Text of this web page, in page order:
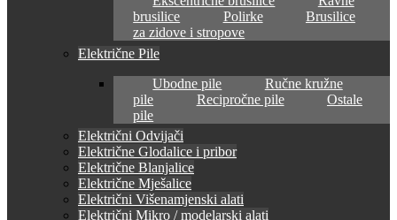
brusilice
Polirke
Brusilice
za zidove i stropove
Električne Pile
Ubodne pile
Ručne kružne
pile
Recipročne pile
Ostale
pile
Električni Odvijači
Električne Glodalice i pribor
Električne Blanjalice
Električne Mješalice
Električni Višenamjenski alati
Električni Mikro / modelarski alati